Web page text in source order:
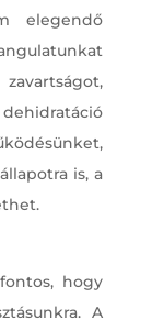
elegendő
is, a
hogy
A